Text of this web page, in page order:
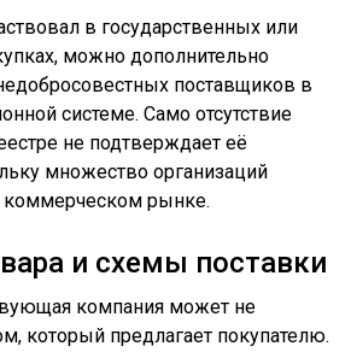
в государственных или
можно дополнительно
поставщиков в
системе. Само отсутствие
не подтверждает её
множество организаций
коммерческом рынке.
и схемы поставки
компания может не
который предлагает покупателю.